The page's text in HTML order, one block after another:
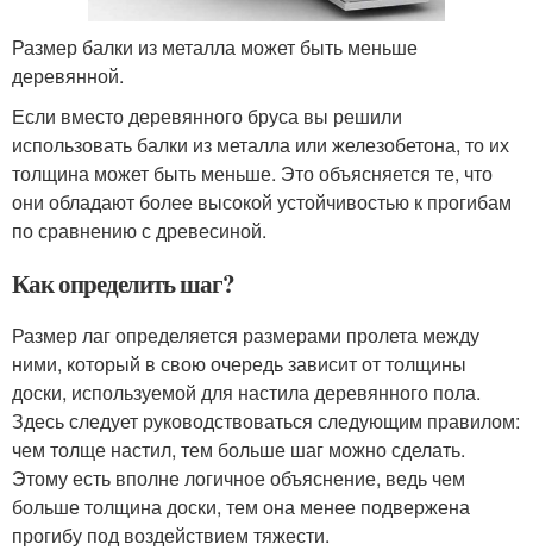
Размер балки из металла может быть меньше
деревянной.
Если вместо деревянного бруса вы решили
использовать балки из металла или железобетона, то их
толщина может быть меньше. Это объясняется те, что
они обладают более высокой устойчивостью к прогибам
по сравнению с древесиной.
Как определить шаг?
Размер лаг определяется размерами пролета между
ними, который в свою очередь зависит от толщины
доски, используемой для настила деревянного пола.
Здесь следует руководствоваться следующим правилом:
чем толще настил, тем больше шаг можно сделать.
Этому есть вполне логичное объяснение, ведь чем
больше толщина доски, тем она менее подвержена
прогибу под воздействием тяжести.